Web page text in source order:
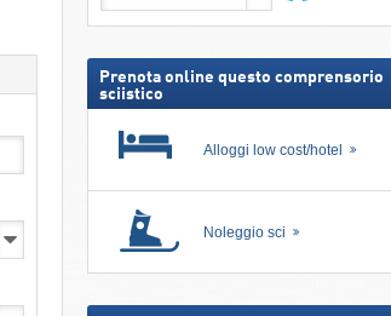
Prenota online questo comprensorio
sciistico
Alloggi low cost/hotel
Noleggio sci